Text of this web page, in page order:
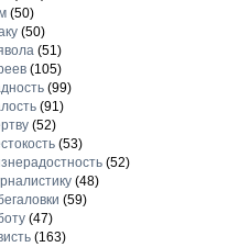
(50)
(50)
(51)
(105)
(99)
(91)
(52)
(53)
(52)
(48)
(59)
(47)
(163)